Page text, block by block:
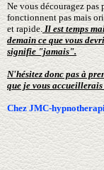
Ne vous découragez pas
fonctionnent pas mais
et rapide.Il est temps
demain ce que vous
signifie "jamais".
N'hésitez donc pas à
que je vous
Chez JMC-